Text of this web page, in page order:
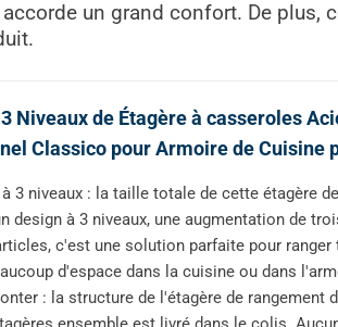
un grand confort. De plus,
Niveaux de Étagère à casseroles
Classico pour Armoire de Cuisine
3 niveaux : la taille totale de cette étagère
design à 3 niveaux, une augmentation de
c'est une solution parfaite pour
d'espace dans la cuisine ou dans
: la structure de l'étagère de rangement